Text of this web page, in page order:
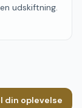
udskiftning.
din oplevelse